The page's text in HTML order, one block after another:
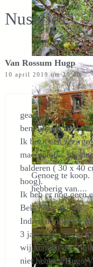
Genoeg te
hebberig van....
Nuseries”
Van Rossum Hugp
10 april 2019 om 20:40
geachte,
bent u open dezer
Ik bezit een zeer
macrophilia. (
balderen ( 30 x 40
hoog).
Ik heb er nog geen
Bekendste tuinen.
Indien u interesse
3 jaar ( ca. 70 cm
wij kunnen dan
niet